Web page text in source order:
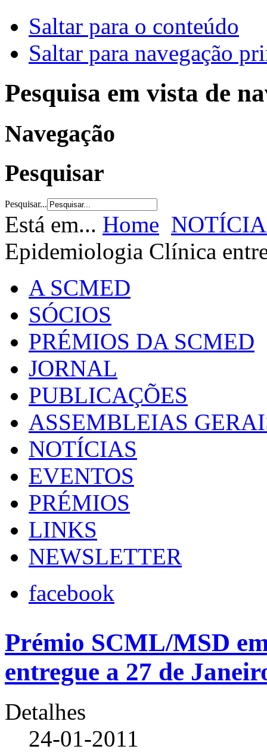
Saltar para o conteúdo
Saltar para navegação
Pesquisa em vista de
Navegação
Pesquisar
Pesquisar...
Está em... Home
Epidemiologia Clínica
A SCMED
SÓCIOS
PRÉMIOS DA SCMED
JORNAL
PUBLICAÇÕES
ASSEMBLEIAS
NOTÍCIAS
EVENTOS
PRÉMIOS
LINKS
NEWSLETTER
facebook
Prémio SCML/MSD
entregue a 27 de
Detalhes
24-01-2011